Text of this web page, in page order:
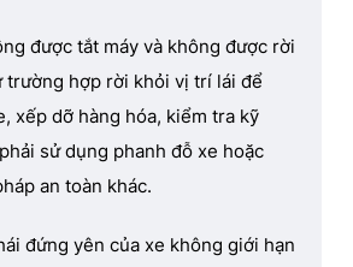
được tắt máy và không được rời
trường hợp rời khỏi vị trí lái để
xếp dỡ hàng hóa, kiểm tra kỹ
sử dụng phanh đỗ xe hoặc
an toàn khác.
đứng yên của xe không giới hạn